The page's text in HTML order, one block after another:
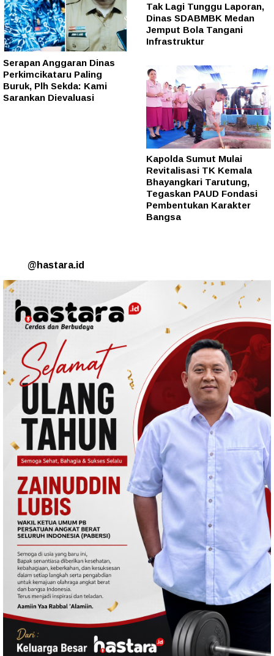
Serapan Anggaran Dinas
Perkimcikataru Paling
Buruk, Plh Sekda: Kami
Sarankan Dievaluasi
Tak Lagi Tunggu Laporan,
Dinas SDABMBK Medan
Jemput Bola Tangani
Infrastruktur
Kapolda Sumut Mulai
Revitalisasi TK Kemala
Bhayangkari Tarutung,
Tegaskan PAUD Fondasi
Pembentukan Karakter
Bangsa
@hastara.id